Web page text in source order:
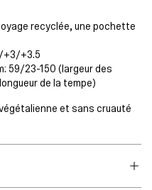
recyclée, une pochette
+3/+3.5
59/23-150 (largeur des
de la tempe)
et sans cruauté